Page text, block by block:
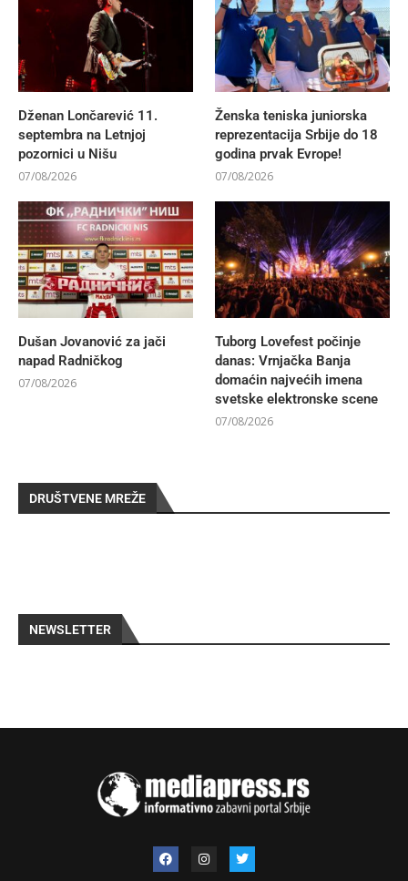
Dženan Lončarević 11.
septembra na Letnjoj
pozornici u Nišu
07/08/2026
Ženska teniska juniorska
reprezentacija Srbije do 18
godina prvak Evrope!
07/08/2026
Dušan Jovanović za jači
napad Radničkog
07/08/2026
Tuborg Lovefest počinje
danas: Vrnjačka Banja
domaćin najvećih imena
svetske elektronske scene
07/08/2026
DRUŠTVENE MREŽE
NEWSLETTER